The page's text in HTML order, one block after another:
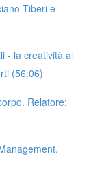
Tiberi e
- la creatività al
(56:06)
Relatore: